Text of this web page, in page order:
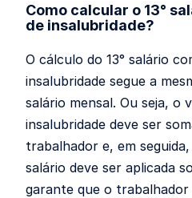
Como calcular o 13°
de insalubridade?
O cálculo do 13° salário
insalubridade segue a
salário mensal. Ou seja, o
insalubridade deve ser
trabalhador e, em
salário deve ser aplicada
garante que o trabalhador